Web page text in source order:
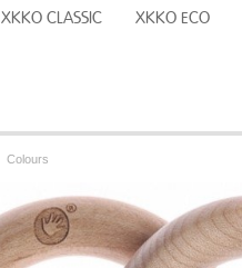
XKKO CLASSIC XKKO ECO
Colours